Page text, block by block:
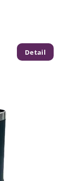
Detail